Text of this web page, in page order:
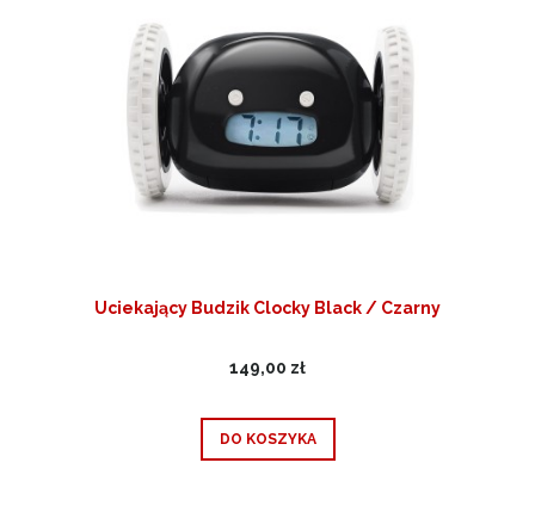
Uciekający Budzik Clocky Black / Czarny
149,00 zł
DO KOSZYKA